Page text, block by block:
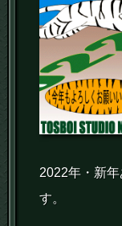
2022年・新
す。